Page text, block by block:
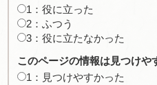
1：役に立った
2：ふつう
3：役に立たなかった
このページの情報は見つけや
1：見つけやすかった